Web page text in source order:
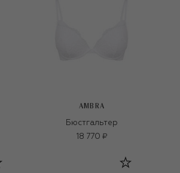
AMBRA
Бюстгальтер
18 770 ₽